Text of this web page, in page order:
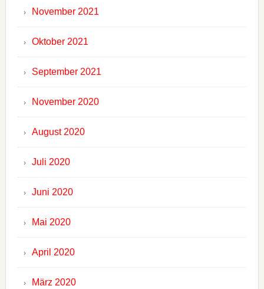
November 2021
Oktober 2021
September 2021
November 2020
August 2020
Juli 2020
Juni 2020
Mai 2020
April 2020
März 2020